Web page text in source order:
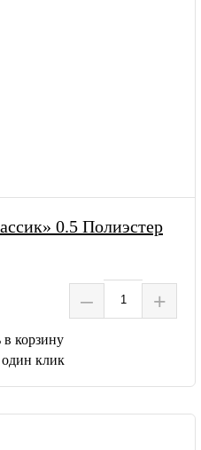
0.5 Полиэстер
– +
корзину
клик